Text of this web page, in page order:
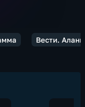
Вести.